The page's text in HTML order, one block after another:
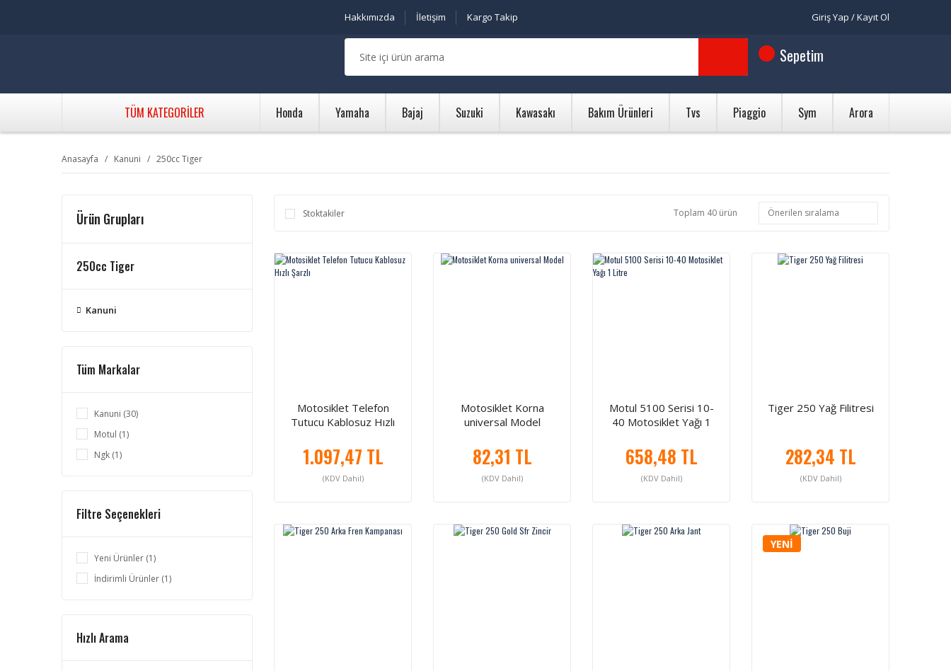
Hakkımızda İletişim Kargo Takip Giriş Yap / Kayıt Ol
Sepetim
TÜM KATEGORİLER Honda Yamaha Bajaj Suzuki Kawasakı Bakım Ürünleri Tvs Piaggio Sym Arora
Anasayfa Kanuni 250cc Tiger
Ürün Grupları
250cc Tiger
Kanuni
Tüm Markalar
Kanuni (30)
Motul (1)
Ngk (1)
Filtre Seçenekleri
Yeni Ürünler (1)
İndirimli Ürünler (1)
Hızlı Arama
Stoktakiler Toplam 40 ürün
Motosiklet Telefon
Tutucu Kablosuz Hızlı
1.097,47 TL
(KDV Dahil)
Motosiklet Korna
universal Model
82,31 TL
(KDV Dahil)
Motul 5100 Serisi 10-
40 Motosiklet Yağı 1
658,48 TL
(KDV Dahil)
Tiger 250 Yağ Filitresi
282,34 TL
(KDV Dahil)
YENİ